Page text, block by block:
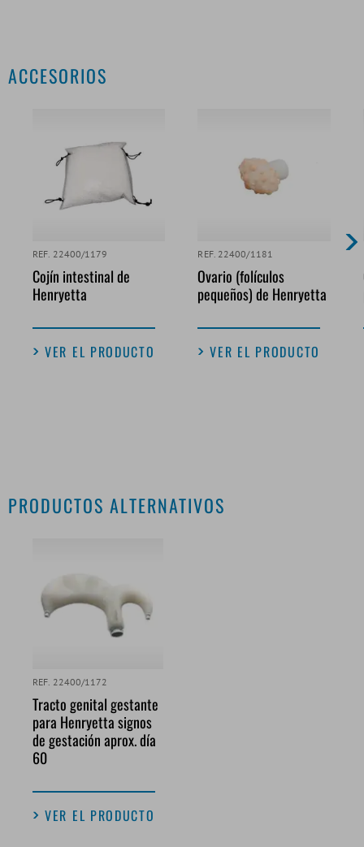
ACCESORIOS
REF. 22400/1179
Cojín intestinal de
Henryetta
VER EL PRODUCTO
REF. 22400/1181
Ovario (folículos
pequeños) de Henryetta
VER EL PRODUCTO
PRODUCTOS ALTERNATIVOS
REF. 22400/1172
Tracto genital gestante
para Henryetta signos
de gestación aprox. día
60
VER EL PRODUCTO